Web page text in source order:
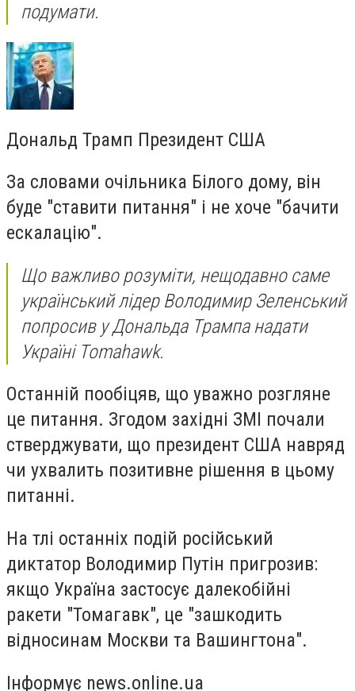
подумати.
Дональд Трамп Президент США
За словами очільника Білого дому, він
буде "ставити питання" і не хоче "бачити
ескалацію".
Що важливо розуміти, нещодавно саме
український лідер Володимир Зеленський
попросив у Дональда Трампа надати
Україні Tomahawk.
Останній пообіцяв, що уважно розгляне
це питання. Згодом західні ЗМІ почали
стверджувати, що президент США навряд
чи ухвалить позитивне рішення в цьому
питанні.
На тлі останніх подій російський
диктатор Володимир Путін пригрозив:
якщо Україна застосує далекобійні
ракети "Томагавк", це "зашкодить
відносинам Москви та Вашингтона".
Інформує news.online.ua